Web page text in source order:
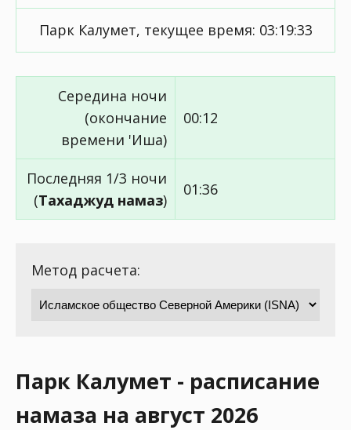
Парк Калумет, текущее время: 03:19:33
Середина ночи
(окончание
времени 'Иша)
00:12
Последняя 1/3 ночи
(Тахаджуд намаз)
01:36
Метод расчета:
Парк Калумет - расписание
намаза на август 2026